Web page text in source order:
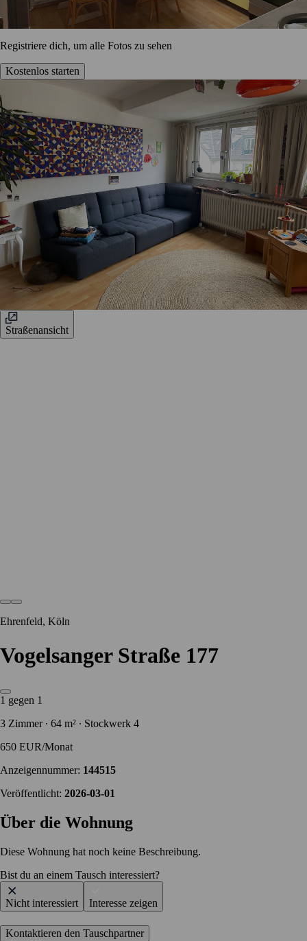
Registriere dich, um alle Fotos zu sehen
Kostenlos starten
Straßenansicht
Ehrenfeld, Köln
Vogelsanger Straße 177
1 gegen 1
3 Zimmer ∙ 64 m² ∙ Stockwerk 4
650 EUR/Monat
Anzeigennummer: 144515
Veröffentlicht: 2026-03-01
Über die Wohnung
Diese Wohnung hat noch keine Beschreibung.
Bist du an einem Tausch interessiert?
Nicht interessiert Interesse zeigen
Kontaktieren den Tauschpartner